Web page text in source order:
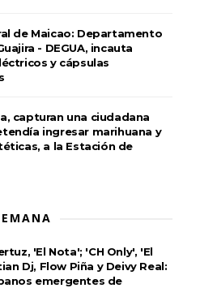
de Maicao: Departamento
- DEGUA, incauta
y cápsulas
capturan una ciudadana
ingresar marihuana y
a la Estación de
'El Nota'; 'CH Only', 'El
Dj, Flow Piña y Deivy Real:
emergentes de